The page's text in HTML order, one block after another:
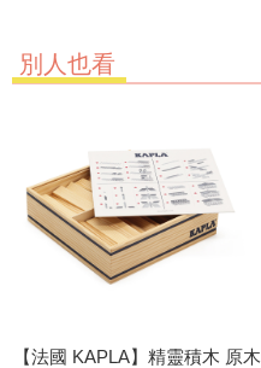
別人也看
【法國 KAPLA】精靈積木 原木